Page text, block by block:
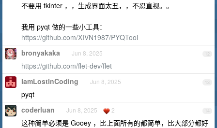
不要用 tkinter ，，生成界面太丑，，不忍直视。。
我用 pyqt 做的一些小工具：
https://github.com/XIVN1987/PYQTool
12
bronyakaka Jun 8, 2025
https://github.com/flet-dev/flet
13
IamLostInCoding Jun 8, 2025
pyqt
14
coderluan Jun 8, 2025 2
这种简单必须是 Gooey ，比上面所有的都简单，比大部分都好